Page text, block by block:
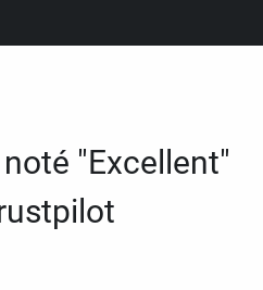
"Excellent"